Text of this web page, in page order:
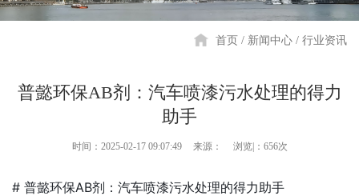
首页 新闻中心 行业资讯
普懿环保AB剂：汽车喷漆污水处理的得力
助手
时间：2025-02-17 09:07:49 来源： 浏览|：656次
# 普懿环保AB剂：汽车喷漆污水处理的得力助手